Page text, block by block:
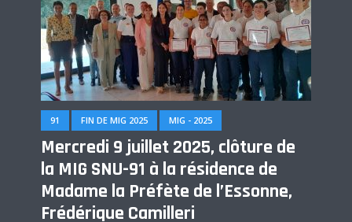
91 FIN DE MIG 2025 MIG - 2025
Mercredi 9 juillet 2025, clôture de
la MIG SNU-91 à la résidence de
Madame la Préfète de l’Essonne,
Frédérique Camilleri